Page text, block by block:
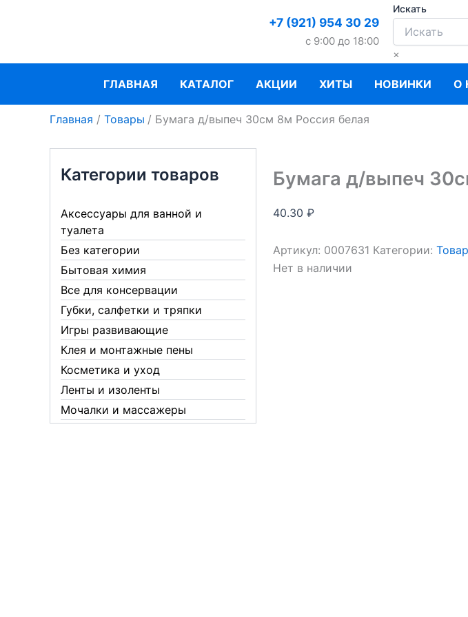
+7 (921) 954 30 29
c 9:00 до 18:00
Искать
×
ГЛАВНАЯ КАТАЛОГ АКЦИИ ХИТЫ НОВИНКИ О
Главная Товары Бумага д/выпеч 30см 8м Россия белая
Категории товаров
Аксессуары для ванной и
туалета
Без категории
Бытовая химия
Все для консервации
Губки, салфетки и тряпки
Игры развивающие
Клея и монтажные пены
Косметика и уход
Ленты и изоленты
Мочалки и массажеры
Бумага д/выпеч
40.30 ₽
Артикул: 0007631 Категории:
Нет в наличии